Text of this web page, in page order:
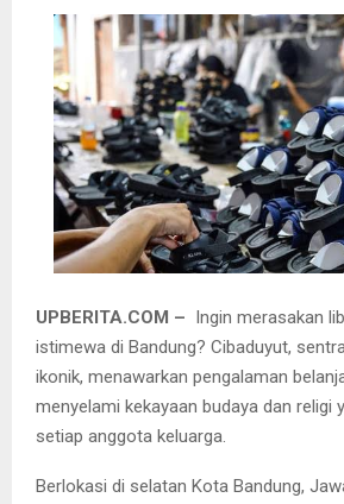
UPBERITA.COM – Ingin merasakan
istimewa di Bandung? Cibaduyut,
ikonik, menawarkan pengalaman
menyelami kekayaan budaya dan religi
setiap anggota keluarga.
Berlokasi di selatan Kota Bandung,